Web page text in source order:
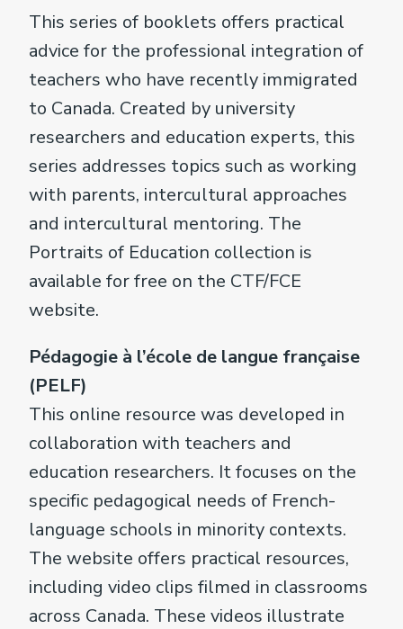
This series of booklets offers practical
advice for the professional integration of
teachers who have recently immigrated
to Canada. Created by university
researchers and education experts, this
series addresses topics such as working
with parents, intercultural approaches
and intercultural mentoring. The
Portraits of Education collection is
available for free on the CTF/FCE
website.
Pédagogie à l’école de langue française
(PELF)
This online resource was developed in
collaboration with teachers and
education researchers. It focuses on the
specific pedagogical needs of French-
language schools in minority contexts.
The website offers practical resources,
including video clips filmed in classrooms
across Canada. These videos illustrate